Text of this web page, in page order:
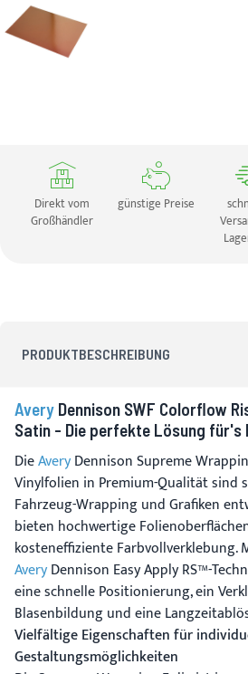
Direkt vom
Großhändler
günstige Preise
PRODUKTBESCHREIBUNG
Avery Dennison SWF Colorflow
Satin - Die perfekte Lösung für's
DieAveryDennison Supreme
Vinylfolien in Premium-Qualität sind
Fahrzeug-Wrapping und Grafiken
bieten hochwertige
kosteneffiziente
AveryDennison Easy Apply RS™-
eine schnelle Positionierung, ein
Blasenbildung und eine
Vielfältige Eigenschaften für
Gestaltungsmöglichkeiten